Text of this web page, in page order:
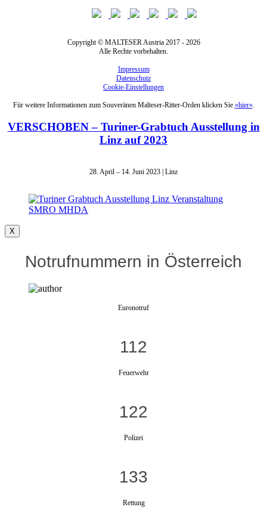
Copyright © MALTESER Austria 2017 - 2026
Alle Rechte vorbehalten.
Impressum
Datenschutz
Cookie-Einstellungen
Für weitere Informationen zum Souveränen Malteser-Ritter-Orden klicken Sie »hier«.
VERSCHOBEN – Turiner-Grabtuch Ausstellung in
Linz auf 2023
28. April – 14. Juni 2023 | Linz
X
Notrufnummern in Österreich
Euronotruf
112
Feuerwehr
122
Polizei
133
Rettung